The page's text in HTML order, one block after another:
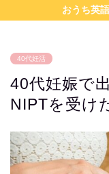
おうち英
40代妊活
40代妊娠で
NIPTを受け